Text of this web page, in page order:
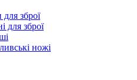
зброї
для зброї
ножі